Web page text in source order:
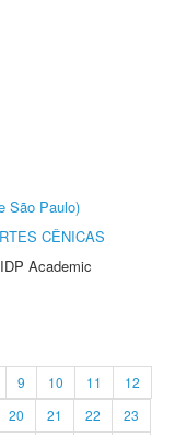
São Paulo)
CÊNICAS
Academic
9 10 11
12
20 21 22
23